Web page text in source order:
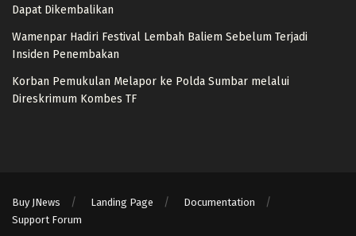
Dapat Dikembalikan
Wamenpar Hadiri Festival Lembah Baliem Sebelum Terjadi
Insiden Penembakan
Korban Pemukulan Melapor ke Polda Sumbar melalui
Direskrimum Kombes TF
Buy JNews Landing Page
Documentation
Support Forum